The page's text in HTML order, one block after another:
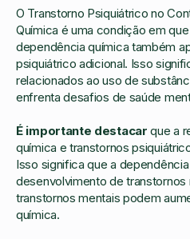
O Transtorno Psiquiátrico no
Química é uma condição em
dependência química também
psiquiátrico adicional. Isso
relacionados ao uso de
enfrenta desafios de saúde
É importante destacar que a
química e transtornos
Isso significa que a
desenvolvimento de
transtornos mentais podem
química.